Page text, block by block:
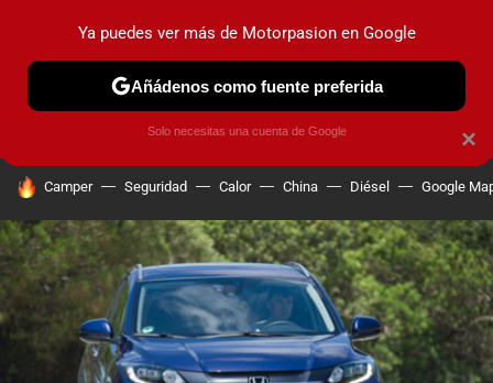
PRUEBAS COCHES ELÉCTRICOS OBSERVATORIO
HOY SE HABLA DE
Camper Seguridad Calor China Diésel Google
×
Ya puedes ver más de Motorpasion en Google
Añádenos como fuente preferida
Solo necesitas una cuenta de Google